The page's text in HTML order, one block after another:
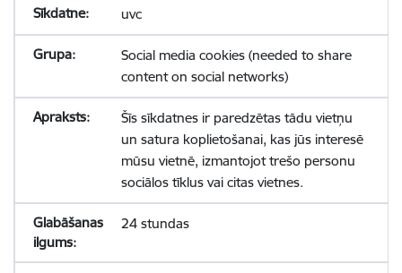
uvc
Social media cookies (needed to share
content on social networks)
Šīs sīkdatnes ir paredzētas tādu vietņu
un satura koplietošanai, kas jūs interesē
mūsu vietnē, izmantojot trešo personu
sociālos tīklus vai citas vietnes.
24 stundas